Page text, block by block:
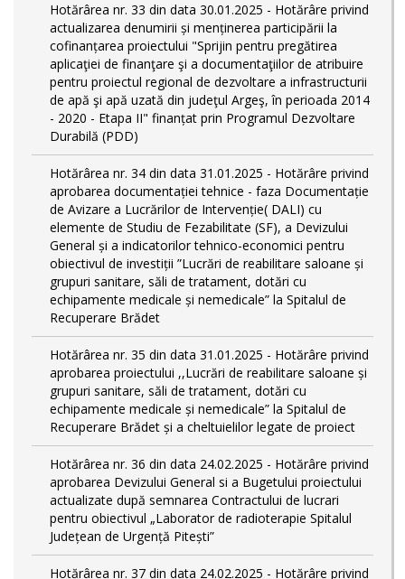
Hotărârea nr. 33 din data 30.01.2025 - Hotărâre privind
actualizarea denumirii și menținerea participării la
cofinanțarea proiectului "Sprijin pentru pregătirea
aplicaţiei de finanţare şi a documentaţiilor de atribuire
pentru proiectul regional de dezvoltare a infrastructurii
de apă şi apă uzată din judeţul Argeş, în perioada 2014
- 2020 - Etapa II" finanțat prin Programul Dezvoltare
Durabilă (PDD)
Hotărârea nr. 34 din data 31.01.2025 - Hotărâre privind
aprobarea documentației tehnice - faza Documentație
de Avizare a Lucrărilor de Intervenție( DALI) cu
elemente de Studiu de Fezabilitate (SF), a Devizului
General și a indicatorilor tehnico-economici pentru
obiectivul de investiții ”Lucrări de reabilitare saloane și
grupuri sanitare, săli de tratament, dotări cu
echipamente medicale și nemedicale” la Spitalul de
Recuperare Brădet
Hotărârea nr. 35 din data 31.01.2025 - Hotărâre privind
aprobarea proiectului ,,Lucrări de reabilitare saloane și
grupuri sanitare, săli de tratament, dotări cu
echipamente medicale și nemedicale” la Spitalul de
Recuperare Brădet și a cheltuielilor legate de proiect
Hotărârea nr. 36 din data 24.02.2025 - Hotărâre privind
aprobarea Devizului General si a Bugetului proiectului
actualizate după semnarea Contractului de lucrari
pentru obiectivul „Laborator de radioterapie Spitalul
Județean de Urgență Pitești”
Hotărârea nr. 37 din data 24.02.2025 - Hotărâre privind